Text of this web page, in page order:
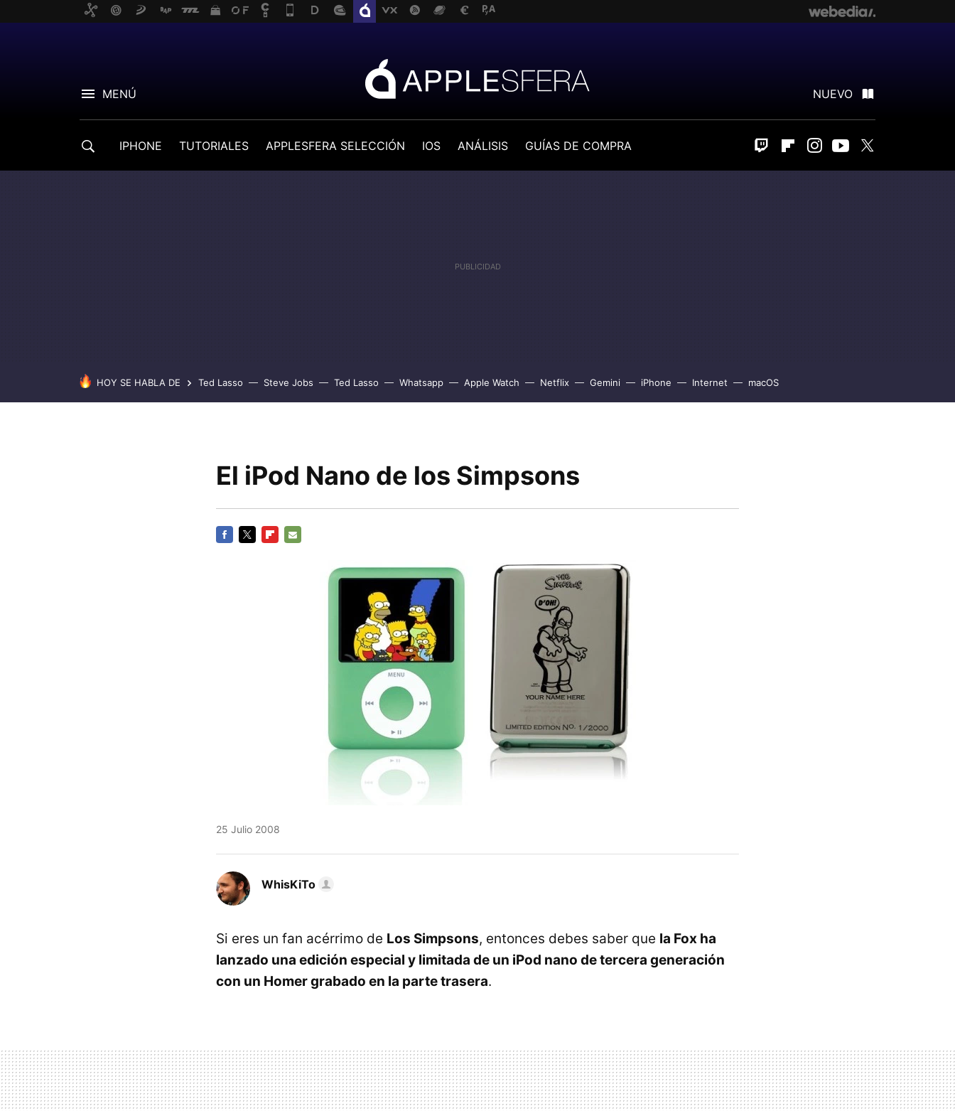
MENÚ NUEVO
IPHONE TUTORIALES APPLESFERA SELECCIÓN IOS ANÁLISIS GUÍAS DE COMPRA Twitch FlipboardInstagram
Youtube
HOY SE HABLA DE Ted Lasso Steve Jobs Ted Lasso Whatsapp Apple Watch Netflix Gemini iPhone Internet macOS
El iPod Nano de los Simpsons
25 Julio 2008
WhisKiTo
Si eres un fan acérrimo de Los Simpsons, entonces debes saber que la Fox ha
lanzado una edición especial y limitada de un iPod nano de tercera generación
con un Homer grabado en la parte trasera.